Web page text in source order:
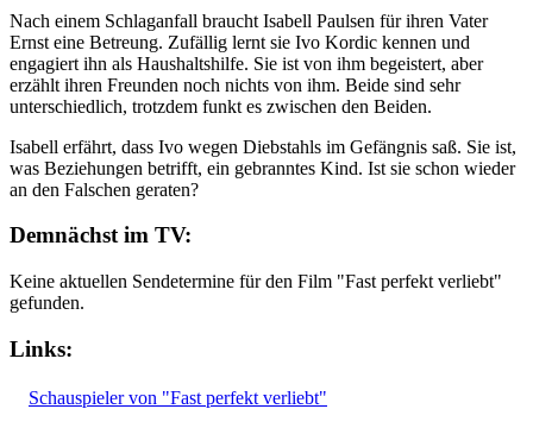
Nach einem Schlaganfall braucht Isabell Paulsen für ihren Vater
Ernst eine Betreung. Zufällig lernt sie Ivo Kordic kennen und
engagiert ihn als Haushaltshilfe. Sie ist von ihm begeistert, aber
erzählt ihren Freunden noch nichts von ihm. Beide sind sehr
unterschiedlich, trotzdem funkt es zwischen den Beiden.
Isabell erfährt, dass Ivo wegen Diebstahls im Gefängnis saß. Sie ist,
was Beziehungen betrifft, ein gebranntes Kind. Ist sie schon wieder
an den Falschen geraten?
Demnächst im TV:
Keine aktuellen Sendetermine für den Film "Fast perfekt verliebt"
gefunden.
Links:
Schauspieler von "Fast perfekt verliebt"